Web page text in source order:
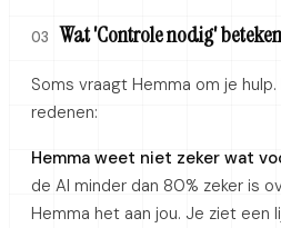
03 Wat 'Controle nodig'
Soms vraagt Hemma om je
redenen:
Hemma weet niet zeker wat
de AI minder dan 80% zeker is
Hemma het aan jou. Je ziet